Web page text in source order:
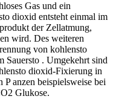
Gas und ein
dioxid entsteht einmal im
der Zellatmung,
wird. Des weiteren
von kohlensto
Sauersto . Umgekehrt sind
dioxid-Fixierung in
anzen beispielsweise bei
Glukose.